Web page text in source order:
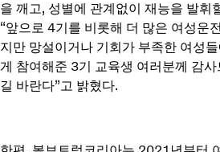
을 깨고, 성별에 관계없이 재능을 발휘
“앞으로 4기를 비롯해 더 많은 여성운
지만 망설이거나 기회가 부족한 여성
게 참여해준 3기 교육생 여러분께 감
길 바란다”고 밝혔다.